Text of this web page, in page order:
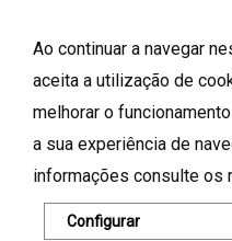
Ao continuar a navegar
aceita a utilização de
melhorar o
a sua experiência de
informações consulte os
Configurar
FORMAS DE PAGAMENTO
© 2026 Salão Mozart. Todos os